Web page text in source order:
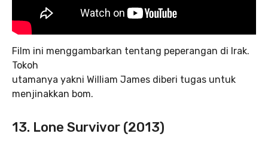
Film ini menggambarkan tentang peperangan di Irak.
Tokoh
utamanya yakni William James diberi tugas untuk
menjinakkan bom.
13. Lone Survivor (2013)